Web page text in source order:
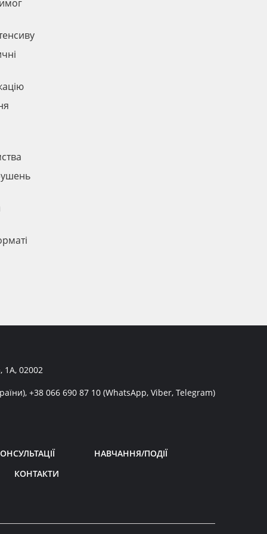
1А, 02002
+38 066 690 87 10 (WhatsApp, Viber, Telegram)
НАВЧАННЯ/ПОДІЇ
КОНТАКТИ